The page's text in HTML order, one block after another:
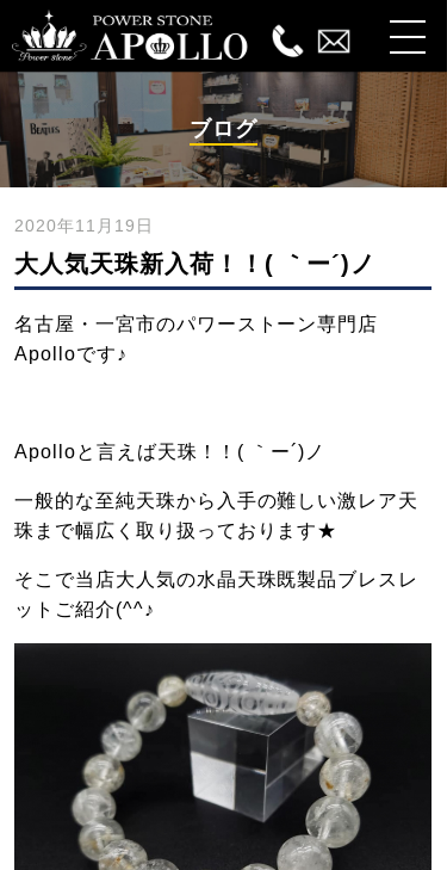
ブログ
2020年11月19日
大人気天珠新入荷！！( ｀ー´)ノ
名古屋・一宮市のパワーストーン専門店
Apolloです♪
Apolloと言えば天珠！！( ｀ー´)ノ
一般的な至純天珠から入手の難しい激レア天
珠まで幅広く取り扱っております★
そこで当店大人気の水晶天珠既製品ブレスレ
ットご紹介(^^♪